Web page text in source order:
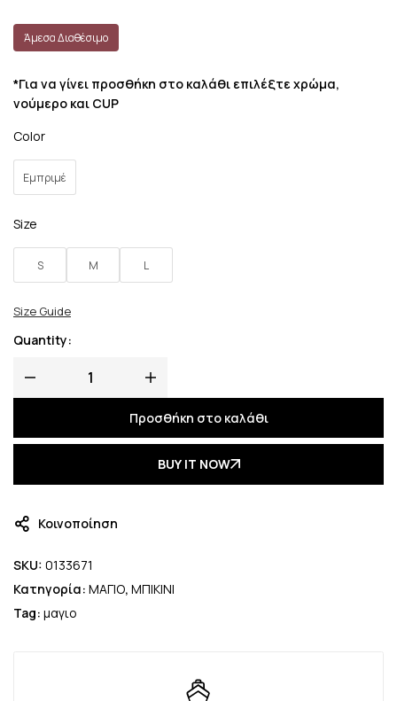
Άμεσα Διαθέσιμο
*Για να γίνει προσθήκη στο καλάθι επιλέξτε χρώμα,
νούμερο και CUP
Color
Εμπριμέ
Size
S M L
Size Guide
Quantity:
Προσθήκη στο καλάθι
BUY IT NOW
Κοινοποίηση
SKU: 0133671
Κατηγορία: ΜΑΓΙΟ, ΜΠΙΚΙΝΙ
Tag: μαγιο